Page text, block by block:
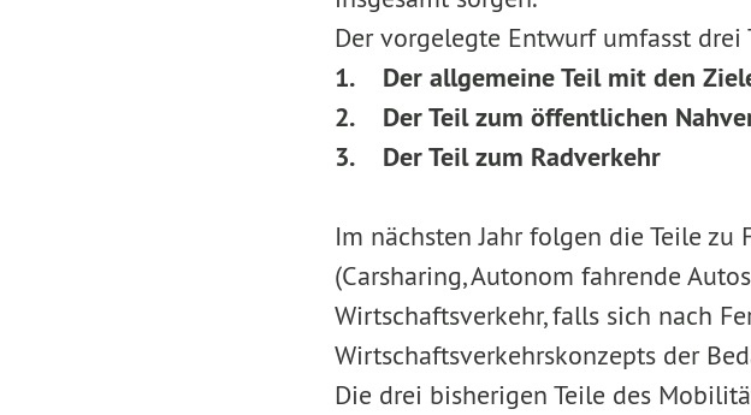
Der vorgelegte Entwurf umfasst drei
1. Der allgemeine Teil mit den
2. Der Teil zum öffentlichen
3. Der Teil zum Radverkehr
Im nächsten Jahr folgen die Teile
(Carsharing, Autonom fahrende
Wirtschaftsverkehr, falls sich nach
Wirtschaftsverkehrskonzepts der
Die drei bisherigen Teile des